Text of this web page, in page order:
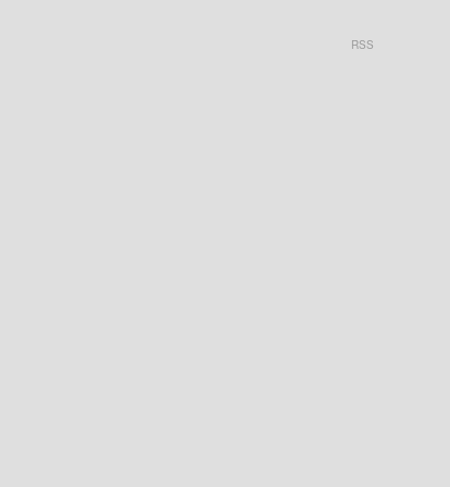
RSS